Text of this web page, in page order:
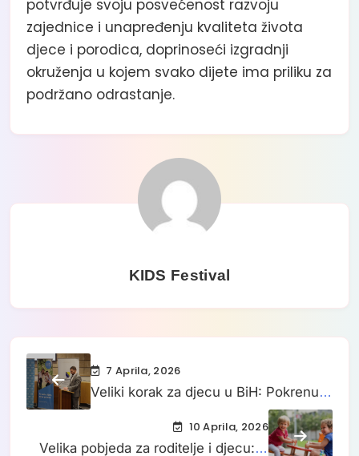
potvrđuje svoju posvećenost razvoju
zajednice i unapređenju kvaliteta života
djece i porodica, doprinoseći izgradnji
okruženja u kojem svako dijete ima priliku za
podržano odrastanje.
KIDS Festival
7 Aprila, 2026
Veliki korak za djecu u BiH: Pokrenuta
inicijativa za univerzalni dječiji
10 Aprila, 2026
Velika pobjeda za roditelje i djecu: U